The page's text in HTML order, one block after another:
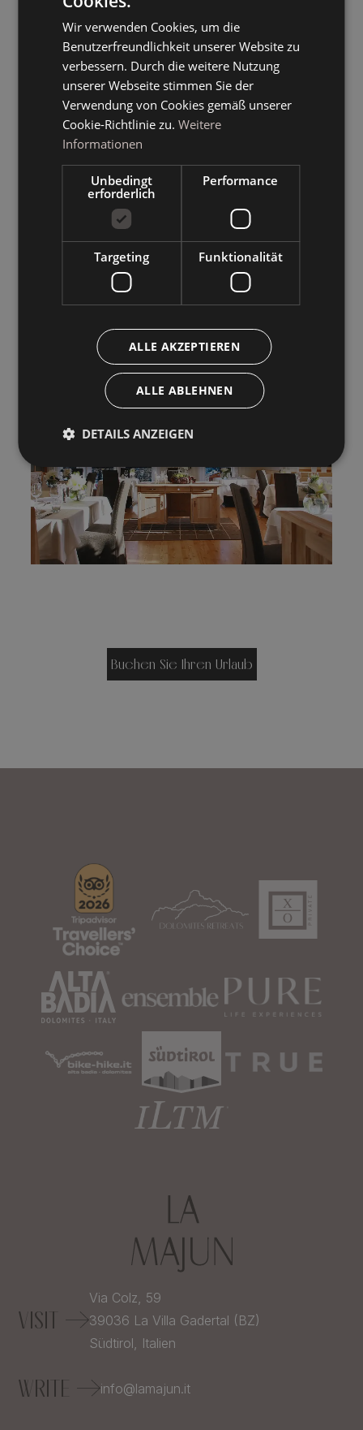
Buchen Sie Ihren Urlaub
VISIT
Via Colz, 59
39036 La Villa Gadertal (BZ)
Südtirol, Italien
WRITE info@lamajun.it
Wir verwenden Cookies, um die
Benutzerfreundlichkeit unserer Website zu
verbessern. Durch die weitere Nutzung
unserer Webseite stimmen Sie der
Verwendung von Cookies gemäß unserer
Cookie-Richtlinie zu. Weitere
Informationen
Unbedingt
erforderlich
Performance
Targeting Funktionalität
ALLE AKZEPTIEREN
ALLE ABLEHNEN
DETAILS ANZEIGEN